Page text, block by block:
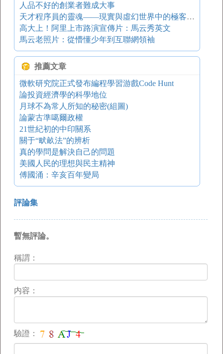
人品不好的創業者難成大事
天才程序員的靈魂——現實與虛幻世界中的極客精神
高大上！阿里上市路演宣傳片：馬云秀英文
馬云老照片：從懵懂少年到互聯網領袖
推薦文章
微軟研究院正式發布編程學習游戲Code Hunt
論投資經濟學的科學地位
月球不為常人所知的秘密(組圖)
論蒙古準噶爾政權
21世紀初的中印關系
關于“畎畝法”的辨析
真的學問是解決自己的問題
美國人民的理想與民主精神
傅國涌：辛亥百年變局
評論集
暫無評論。
稱謂：
内容：
驗證：